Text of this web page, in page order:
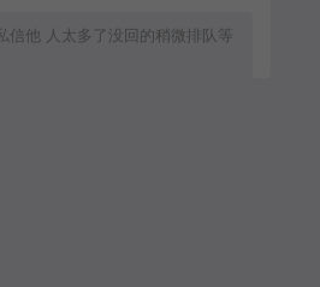
信他 人太多了没回的稍微排队等